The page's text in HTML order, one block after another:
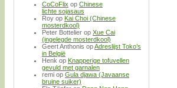
CoCoFlix op Chinese
lichte sojasaus
Roy op Kai Choi (Chinese
mosterdkool)
Peter Bottelier op Xue Cai
(ingelegde mosterdkool)
Geert Anthonis opAdreslijst Toko’s
in België
Henk op Knapperige tofuvellen
gevuld met garnalen
remi op Gula djawa (Javaanse
bruine suiker)